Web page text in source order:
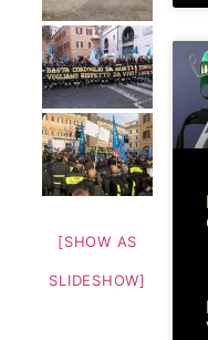
[SHOW AS
SLIDESHOW]